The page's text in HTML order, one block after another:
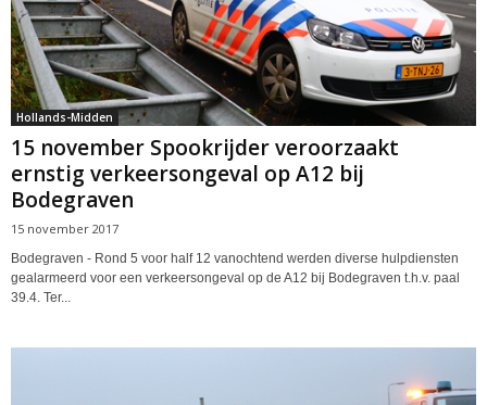
Hollands-Midden
15 november Spookrijder veroorzaakt
ernstig verkeersongeval op A12 bij
Bodegraven
15 november 2017
Bodegraven - Rond 5 voor half 12 vanochtend werden diverse hulpdiensten
gealarmeerd voor een verkeersongeval op de A12 bij Bodegraven t.h.v. paal
39.4. Ter...